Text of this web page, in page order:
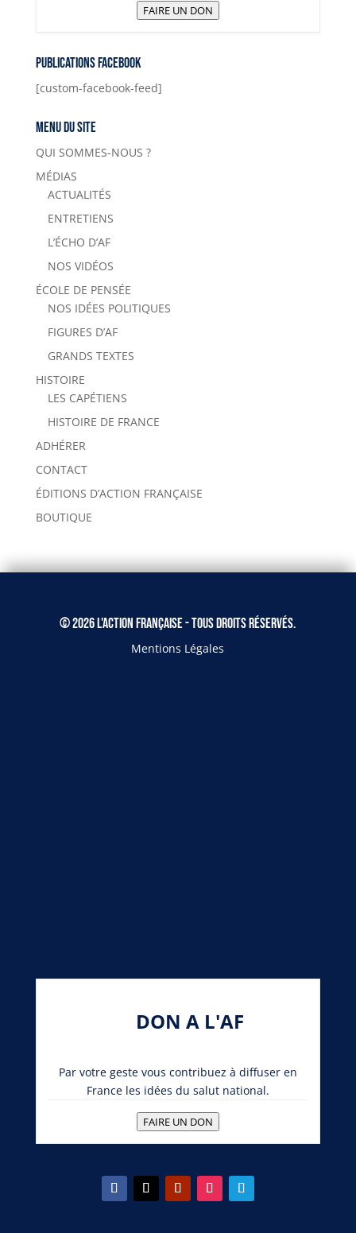
FAIRE UN DON
Publications Facebook
[custom-facebook-feed]
Menu du site
QUI SOMMES-NOUS ?
MÉDIAS
ACTUALITÉS
ENTRETIENS
L’ÉCHO D’AF
NOS VIDÉOS
ÉCOLE DE PENSÉE
NOS IDÉES POLITIQUES
FIGURES D’AF
GRANDS TEXTES
HISTOIRE
LES CAPÉTIENS
HISTOIRE DE FRANCE
ADHÉRER
CONTACT
ÉDITIONS D’ACTION FRANÇAISE
BOUTIQUE
© 2026 L'Action Française - Tous droits réservés.
Mentions Légales
DON A L'AF
Par votre geste vous contribuez à diffuser en
France les idées du salut national.
FAIRE UN DON